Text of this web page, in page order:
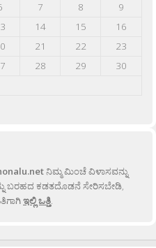
7 8
9
14 15
16
21 22
23
28 29
30
ನಿಮ್ಮ ಮಿಂಚೆ ವಿಳಾಸವನ್ನು
ಬರಹದ ಕಡತದೊಡನೆ ಸೇರಿಸಬೇಡಿ,
ಇಲ್ಲಿ ಒತ್ತಿ.